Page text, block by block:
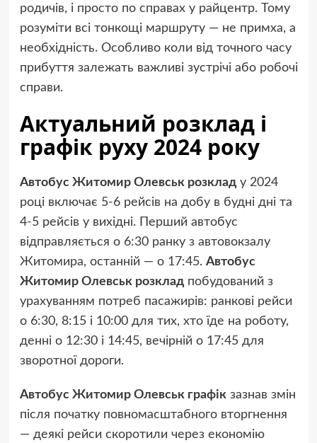
родичів, і просто по справах у райцентр. Тому
розуміти всі тонкощі маршруту — не примха, а
необхідність. Особливо коли від точного часу
прибуття залежать важливі зустрічі або робочі
справи.
Актуальний розклад і
графік руху 2024 року
Автобус Житомир Олевськ розкладу 2024
році включає 5-6 рейсів на добу в будні дні та
4-5 рейсів у вихідні. Перший автобус
відправляється о 6:30 ранку з автовокзалу
Житомира, останній — о 17:45. Автобус
Житомир Олевськ розкладпобудований з
урахуванням потреб пасажирів: ранкові рейси
о 6:30, 8:15 і 10:00 для тих, хто їде на роботу,
денні о 12:30 і 14:45, вечірній о 17:45 для
зворотної дороги.
Автобус Житомир Олевськ графікзазнав змін
після початку повномасштабного вторгнення
— деякі рейси скоротили через економію